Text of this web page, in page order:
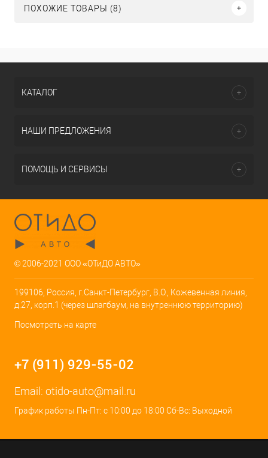
ПОХОЖИЕ ТОВАРЫ (8)
КАТАЛОГ
НАШИ ПРЕДЛОЖЕНИЯ
ПОМОЩЬ И СЕРВИСЫ
© 2006-2021 ООО «ОТиДО АВТО»
199106, Россия, г.Санкт-Петербург, В.О., Кожевенная линия,
д.27, корп.1 (через шлагбаум, на внутреннюю территорию)
Посмотреть на карте
+7 (911) 929-55-02
Email: otido-auto@mail.ru
График работы Пн-Пт: с 10:00 до 18:00 Сб-Вс: Выходной